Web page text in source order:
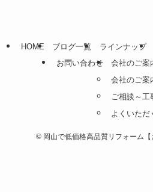
HOME ブログ一覧 ラインナップ
お問い合わせ
会社のご案
会社のご案
ご相談～
よくいただ
© 岡山で低価格高品質リフォーム